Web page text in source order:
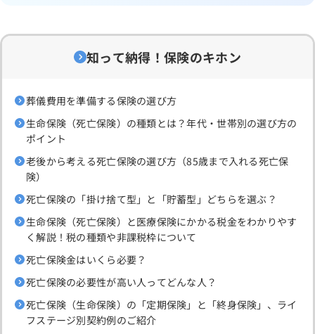
知って納得！保険のキホン
葬儀費用を準備する保険の選び方
生命保険（死亡保険）の種類とは？年代・世帯別の選び方の
ポイント
老後から考える死亡保険の選び方（85歳まで入れる死亡保
険）
死亡保険の「掛け捨て型」と「貯蓄型」どちらを選ぶ？
生命保険（死亡保険）と医療保険にかかる税金をわかりやす
く解説！税の種類や非課税枠について
死亡保険金はいくら必要？
死亡保険の必要性が高い人ってどんな人？
死亡保険（生命保険）の「定期保険」と「終身保険」、ライ
フステージ別契約例のご紹介